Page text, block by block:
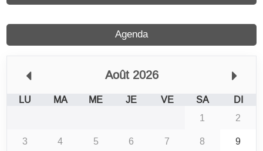
Agenda
Août 2026
LU MA ME JE VE SA
DI
1
2
3
4 5 6 7 8
9